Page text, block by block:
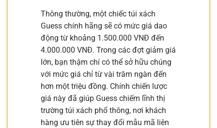
Thông thường, một chiếc túi xách
Guess chính hãng sẽ có mức giá dao
động từ khoảng 1.500.000 VNĐ đến
4.000.000 VNĐ. Trong các đợt giảm giá
lớn, bạn thậm chí có thể sở hữu chúng
với mức giá chỉ từ vài trăm ngàn đến
hơn một triệu đồng. Chính chiến lược
giá này đã giúp Guess chiếm lĩnh thị
trường túi xách phổ thông, nơi khách
hàng ưu tiên sự thay đổi mẫu mã liên